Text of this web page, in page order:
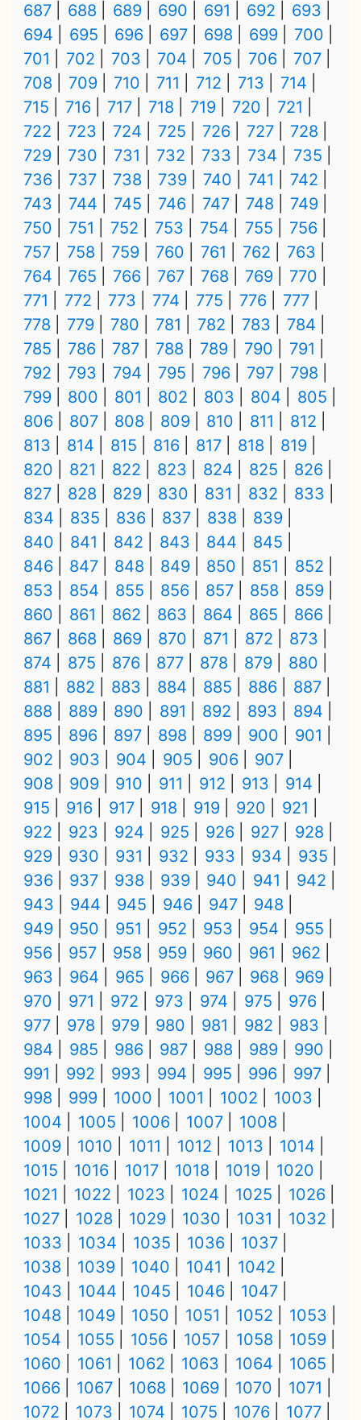
687
688 689 690 691 692
693
694
695 696 697 698 699
700
701
702 703 704 705 706
707
708
709 710 711 712 713
714
715
716 717 718 719 720
721
722
723 724 725 726 727
728
729
730 731 732 733 734
735
736
737 738 739 740 741
742
743
744 745 746 747 748
749
750
751 752 753 754 755
756
757
758 759 760 761 762
763
764
765 766 767 768 769
770
771
772 773 774 775 776
777
778
779 780 781 782 783
784
785
786 787 788 789 790
791
792
793 794 795 796 797
798
799
800 801 802 803 804
805
806
807 808 809 810 811
812
813
814 815 816 817 818
819
820
821 822 823 824 825
826
827
828 829 830 831 832
833
834
835 836 837 838
839
840
841 842 843 844
845
846
847 848 849 850 851
852
853
854 855 856 857 858
859
860
861 862 863 864 865
866
867
868 869 870 871 872
873
874
875 876 877 878 879
880
881
882 883 884 885 886
887
888
889 890 891 892 893
894
895
896 897 898 899 900
901
902
903 904 905 906
907
908
909 910 911 912 913
914
915
916 917 918 919 920
921
922
923 924 925 926 927
928
929
930 931 932 933 934
935
936
937 938 939 940 941
942
943
944 945 946 947
948
949
950 951 952 953 954
955
956
957 958 959 960 961
962
963
964 965 966 967 968
969
970
971 972 973 974 975
976
977
978 979 980 981 982
983
984
985 986 987 988 989
990
991
992 993 994 995 996
997
998
999 1000 1001 1002
1003
1004
1005 1006 1007
1008
1009
1010 1011 1012 1013
1014
1015
1016 1017 1018 1019
1020
1021
1022 1023 1024 1025
1026
1027
1028 1029 1030 1031
1032
1033
1034 1035 1036
1037
1038
1039 1040 1041
1042
1043
1044 1045 1046
1047
1048
1049 1050 1051 1052
1053
1054
1055 1056 1057 1058
1059
1060
1061 1062 1063 1064
1065
1066
1067 1068 1069 1070
1071
1072
1073 1074 1075 1076 1077